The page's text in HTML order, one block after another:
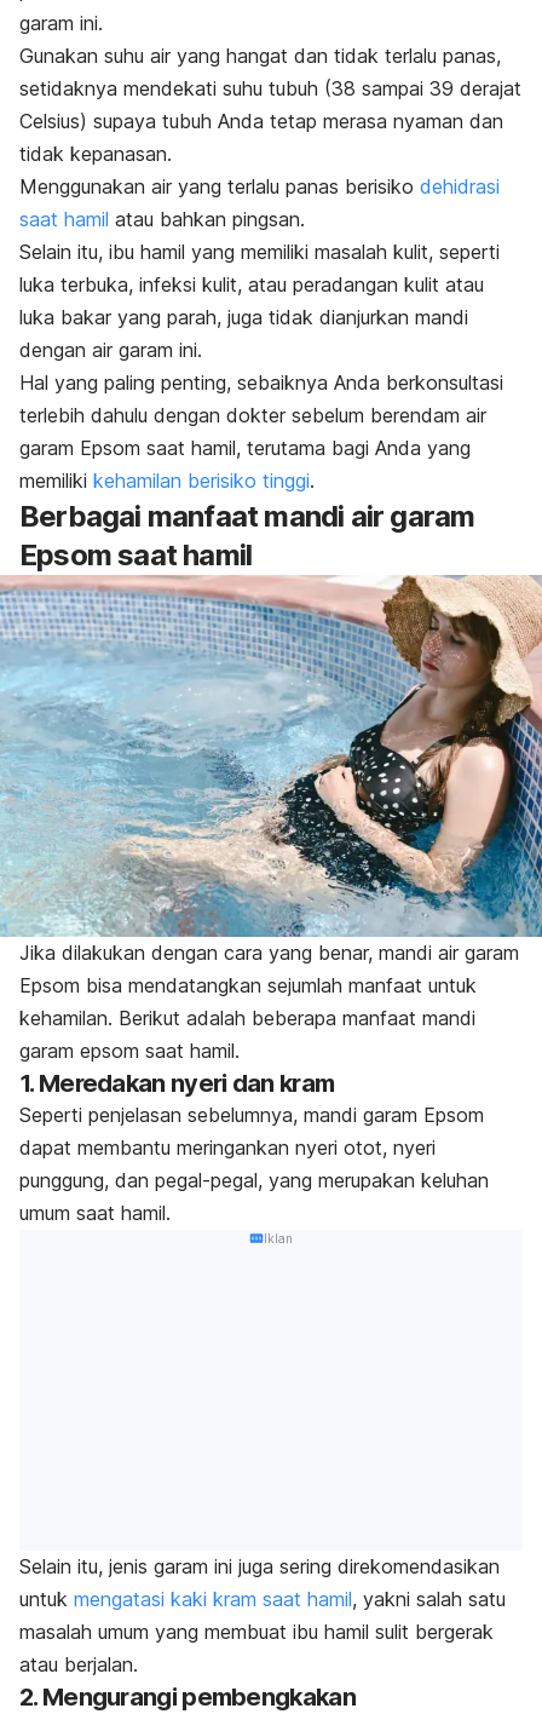
garam ini.
Gunakan suhu air yang hangat dan tidak terlalu panas,
setidaknya mendekati suhu tubuh (38 sampai 39 derajat
Celsius) supaya tubuh Anda tetap merasa nyaman dan
tidak kepanasan.
Menggunakan air yang terlalu panas berisiko dehidrasi
saat hamil atau bahkan pingsan.
Selain itu, ibu hamil yang memiliki masalah kulit, seperti
luka terbuka, infeksi kulit, atau peradangan kulit atau
luka bakar yang parah, juga tidak dianjurkan mandi
dengan air garam ini.
Hal yang paling penting, sebaiknya Anda berkonsultasi
terlebih dahulu dengan dokter sebelum berendam air
garam Epsom saat hamil, terutama bagi Anda yang
memiliki kehamilan berisiko tinggi.
Berbagai manfaat mandi air garam
Epsom saat hamil
Jika dilakukan dengan cara yang benar, mandi air garam
Epsom bisa mendatangkan sejumlah manfaat untuk
kehamilan. Berikut adalah beberapa manfaat mandi
garam epsom saat hamil.
1. Meredakan nyeri dan kram
Seperti penjelasan sebelumnya, mandi garam Epsom
dapat membantu meringankan nyeri otot, nyeri
punggung, dan pegal-pegal, yang merupakan keluhan
umum saat hamil.
Iklan
Selain itu, jenis garam ini juga sering direkomendasikan
untuk mengatasi kaki kram saat hamil, yakni salah satu
masalah umum yang membuat ibu hamil sulit bergerak
atau berjalan.
2. Mengurangi pembengkakan